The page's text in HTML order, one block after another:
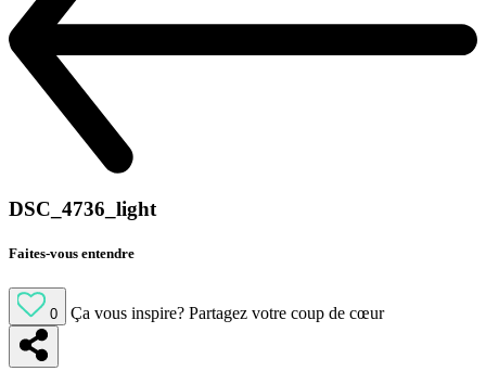
DSC_4736_light
Faites-vous entendre
0 Ça vous inspire? Partagez votre coup de cœur